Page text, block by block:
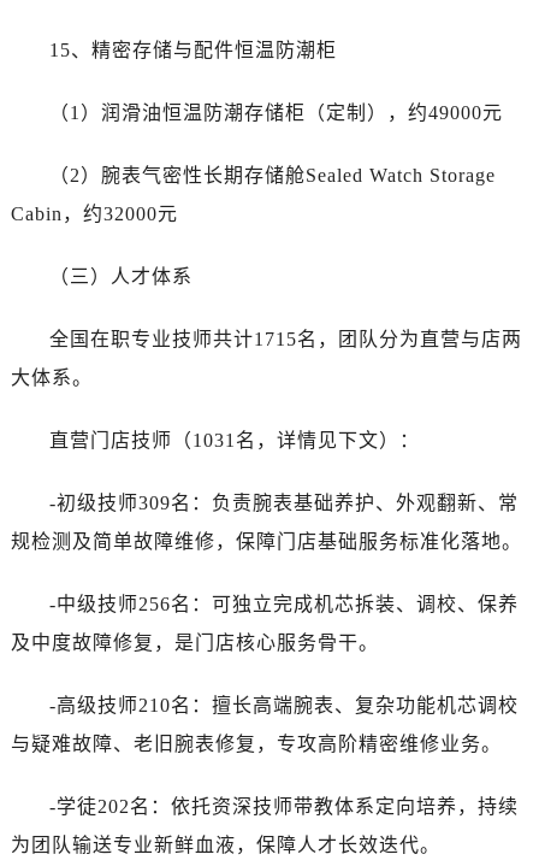
15、精密存储与配件恒温防潮柜
（1）润滑油恒温防潮存储柜（定制），约49000元
（2）腕表气密性长期存储舱Sealed Watch Storage
Cabin，约32000元
（三）人才体系
全国在职专业技师共计1715名，团队分为直营与店两
大体系。
直营门店技师（1031名，详情见下文）：
-初级技师309名：负责腕表基础养护、外观翻新、常
规检测及简单故障维修，保障门店基础服务标准化落地。
-中级技师256名：可独立完成机芯拆装、调校、保养
及中度故障修复，是门店核心服务骨干。
-高级技师210名：擅长高端腕表、复杂功能机芯调校
与疑难故障、老旧腕表修复，专攻高阶精密维修业务。
-学徒202名：依托资深技师带教体系定向培养，持续
为团队输送专业新鲜血液，保障人才长效迭代。